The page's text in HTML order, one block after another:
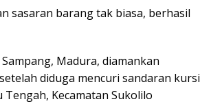
sasaran barang tak biasa, berhasil
Madura, diamankan
diduga mencuri sandaran kursi
Tengah, Kecamatan Sukolilo